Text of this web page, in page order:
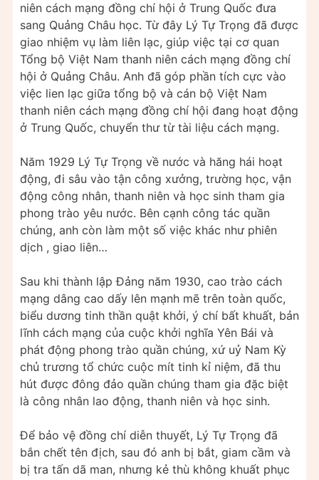
niên cách mạng đồng chí hội ở Trung Quốc đưa
sang Quảng Châu học. Từ đây Lý Tự Trọng đã được
giao nhiệm vụ làm liên lạc, giúp việc tại cơ quan
Tổng bộ Việt Nam thanh niên cách mạng đồng chí
hội ở Quảng Châu. Anh đã góp phần tích cực vào
việc lien lạc giữa tổng bộ và cán bộ Việt Nam
thanh niên cách mạng đồng chí hội đang hoạt động
ở Trung Quốc, chuyển thư từ tài liệu cách mạng.
Năm 1929 Lý Tự Trọng về nước và hăng hái hoạt
động, đi sâu vào tận công xưởng, trường học, vận
động công nhân, thanh niên và học sinh tham gia
phong trào yêu nước. Bên cạnh công tác quần
chúng, anh còn làm một số việc khác như phiên
dịch , giao liên…
Sau khi thành lập Đảng năm 1930, cao trào cách
mạng dâng cao dấy lên mạnh mẽ trên toàn quốc,
biểu dương tinh thần quật khởi, ý chí bất khuất, bản
lĩnh cách mạng của cuộc khởi nghĩa Yên Bái và
phát động phong trào quần chúng, xứ uỷ Nam Kỳ
chủ trương tổ chức cuộc mít tinh kỉ niệm, đã thu
hút được đông đảo quần chúng tham gia đặc biệt
là công nhân lao động, thanh niên và học sinh.
Để bảo vệ đồng chí diễn thuyết, Lý Tự Trọng đã
bắn chết tên địch, sau đó anh bị bắt, giam cầm và
bị tra tấn dã man, nhưng kẻ thù không khuất phục